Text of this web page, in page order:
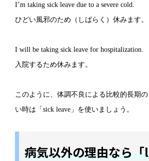
I’m taking sick leave due to a severe cold.
ひどい風邪のため（しばらく）休みます。
I will be taking sick leave for hospitalization.
入院するため休みます。
このように、体調不良による比較的長期
い時は「sick leave」を使いましょう。
病気以外の理由なら